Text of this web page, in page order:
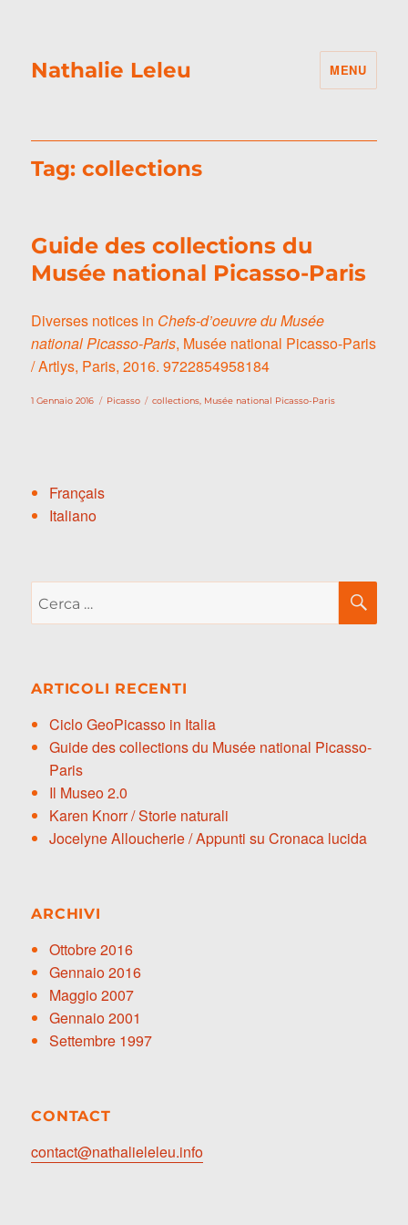
Nathalie Leleu MENU
Tag:collections
Guide des collections du
Musée national Picasso-Paris
Diverses notices in Chefs-d’oeuvre du Musée
national Picasso-Paris, Musée national Picasso-Paris
/ Artlys, Paris, 2016. 9722854958184
Pubblicato
1 Gennaio 2016 Categorie
Picasso Tag
collections Musée national Picasso-Paris
Français
Italiano
ARTICOLI RECENTI
Ciclo GeoPicasso in Italia
Guide des collections du Musée national Picasso-
Paris
Il Museo 2.0
Karen Knorr / Storie naturali
Jocelyne Alloucherie / Appunti su Cronaca lucida
ARCHIVI
Ottobre 2016
Gennaio 2016
Maggio 2007
Gennaio 2001
Settembre 1997
CONTACT
contact@nathalieleleu.info